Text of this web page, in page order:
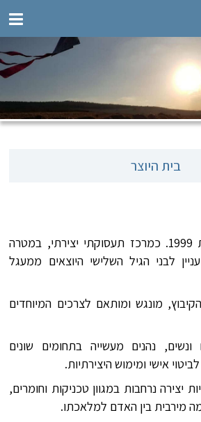
בית היוצר
בית היוצר הוקם בשנת 1999. כמרכז תעסוקתי יצירתי, במטרה
לבני הגיל השלישי היוצאים ממעגל
מונגש ומותאם לצרכים המיוחדים
כ-20 גברים ונשים, נהנים מעשייה בתחומים שונים
אישי ומימוש היצירתיות.
יצירה נרחבות במגוון טכניקות וחומרים,
מירבית בין האדם למלאכתו.